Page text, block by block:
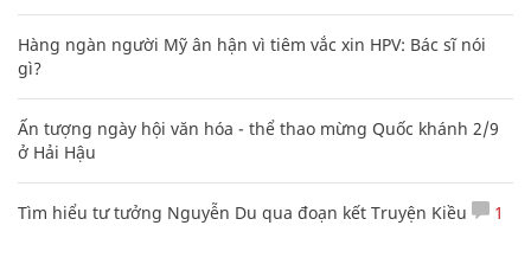
Hàng ngàn người Mỹ ân hận vì tiêm vắc xin HPV: Bác sĩ nói
gì?
Ấn tượng ngày hội văn hóa - thể thao mừng Quốc khánh 2/9
ở Hải Hậu
Tìm hiểu tư tưởng Nguyễn Du qua đoạn kết Truyện Kiều 1